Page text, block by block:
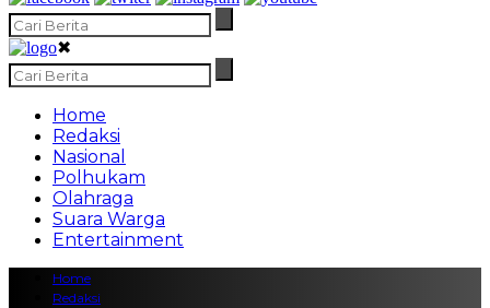
✖
Home
Redaksi
Nasional
Polhukam
Olahraga
Suara Warga
Entertainment
Home
Redaksi